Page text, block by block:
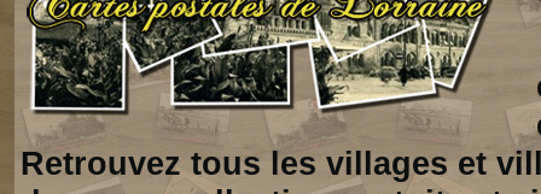
Retrouvez tous les villages et